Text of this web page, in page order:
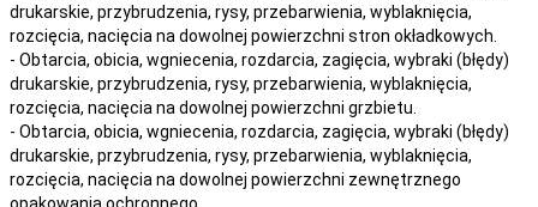
drukarskie, przybrudzenia, rysy, przebarwienia, wyblaknięcia,
rozcięcia, nacięcia na dowolnej powierzchni stron okładkowych.
- Obtarcia, obicia, wgniecenia, rozdarcia, zagięcia, wybraki (błędy)
drukarskie, przybrudzenia, rysy, przebarwienia, wyblaknięcia,
rozcięcia, nacięcia na dowolnej powierzchni grzbietu.
- Obtarcia, obicia, wgniecenia, rozdarcia, zagięcia, wybraki (błędy)
drukarskie, przybrudzenia, rysy, przebarwienia, wyblaknięcia,
rozcięcia, nacięcia na dowolnej powierzchni zewnętrznego
opakowania ochronnego.